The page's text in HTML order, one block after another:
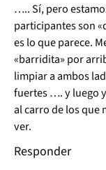
….. Sí, pero
participantes son
es lo que parece.
«barridita» por
limpiar a ambos
fuertes …. y luego
al carro de los que
ver.
Responder